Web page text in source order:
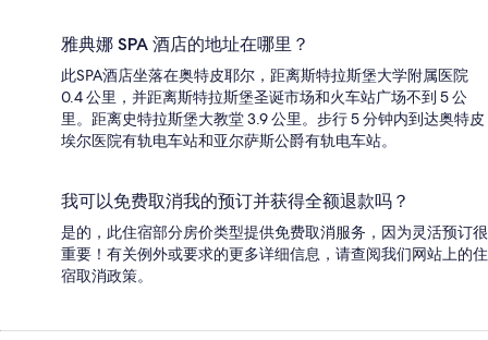
雅典娜 SPA 酒店的地址在哪里？
此SPA酒店坐落在奥特皮耶尔，距离斯特拉斯堡大学附属医院
0.4 公里，并距离斯特拉斯堡圣诞市场和火车站广场不到 5 公
里。距离史特拉斯堡大教堂 3.9 公里。步行 5 分钟内到达奥特皮
埃尔医院有轨电车站和亚尔萨斯公爵有轨电车站。
我可以免费取消我的预订并获得全额退款吗？
是的，此住宿部分房价类型提供免费取消服务，因为灵活预订很
重要！有关例外或要求的更多详细信息，请查阅我们网站上的住
宿取消政策。